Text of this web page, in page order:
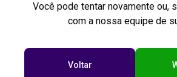
Você pode tentar novamente ou,
com a nossa equipe de
Voltar